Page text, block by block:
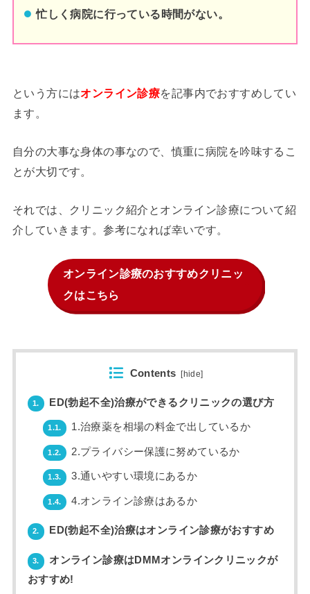
忙しく病院に行っている時間がない。
という方にはオンライン診療を記事内でおすすめしてい
ます。
自分の大事な身体の事なので、慎重に病院を吟味するこ
とが大切です。
それでは、クリニック紹介とオンライン診療について紹
介していきます。参考になれば幸いです。
オンライン診療のおすすめクリニッ
クはこちら
Contents [hide]
1. ED(勃起不全)治療ができるクリニックの選び方
1.1. 1.治療薬を相場の料金で出しているか
1.2. 2.プライバシー保護に努めているか
1.3. 3.通いやすい環境にあるか
1.4. 4.オンライン診療はあるか
2. ED(勃起不全)治療はオンライン診療がおすすめ
3.
オンライン診療はDMMオンラインクリニックが
おすすめ!